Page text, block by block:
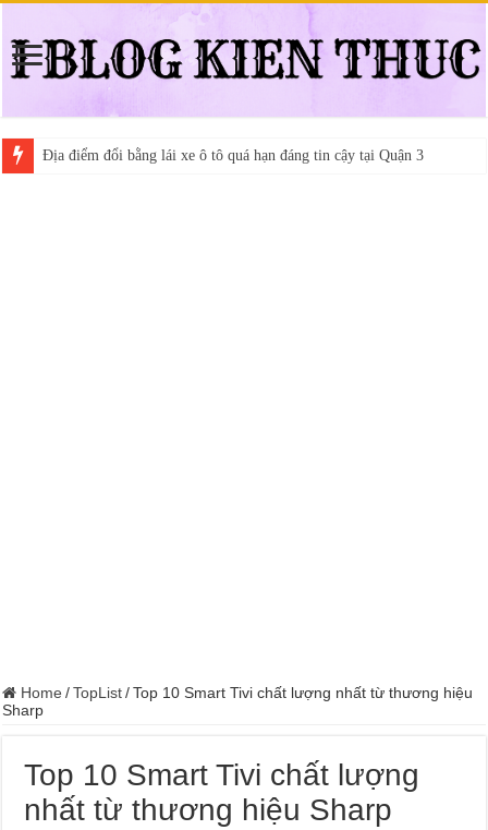
Địa điểm đổi bằng lái xe ô tô quá hạn đáng tin cậy tại Quận 3
Trung tâm nào học thi giấy phép lái xe hạng A (A2 cũ), A1 uy tín tại
Home / TopList / Top 10 Smart Tivi chất lượng nhất từ thương hiệu
Sharp
Top 10 Smart Tivi chất lượng
nhất từ thương hiệu Sharp